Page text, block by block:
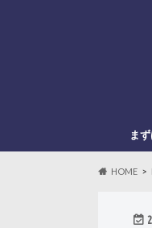
ま
HOME